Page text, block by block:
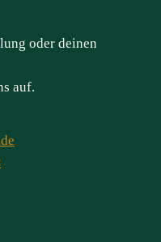
oder deinen
auf.